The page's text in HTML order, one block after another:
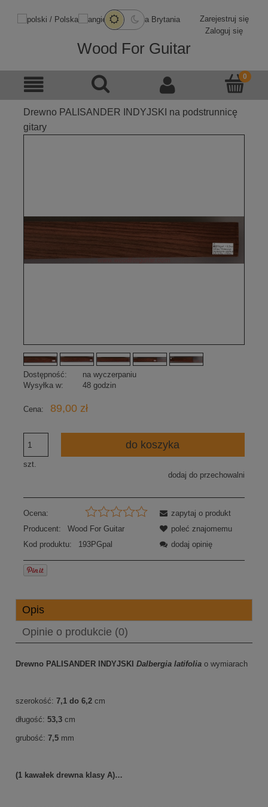
Zarejestruj się
Zaloguj się
Wood For Guitar
Drewno PALISANDER INDYJSKI na podstrunnicę
gitary
Dostępność:
na wyczerpaniu
Wysyłka w:
48 godzin
Cena: 89,00 zł
szt.
do koszyka
dodaj do przechowalni
Ocena:
Producent:
Wood For Guitar
Kod produktu:
193PGpal
zapytaj o produkt
poleć znajomemu
dodaj opinię
Opis
Opinie o produkcie (0)
Drewno PALISANDER INDYJSKI Dalbergia latifolia o wymiarach
szerokość: 7,1 do 6,2 cm
długość: 53,3 cm
grubość: 7,5 mm
(1 kawałek drewna klasy A)…